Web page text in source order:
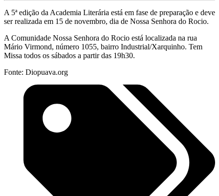
A 5ª edição da Academia Literária está em fase de preparação e deve
ser realizada em 15 de novembro, dia de Nossa Senhora do Rocio.
A Comunidade Nossa Senhora do Rocio está localizada na rua
Mário Virmond, número 1055, bairro Industrial/Xarquinho. Tem
Missa todos os sábados a partir das 19h30.
Fonte: Diopuava.org